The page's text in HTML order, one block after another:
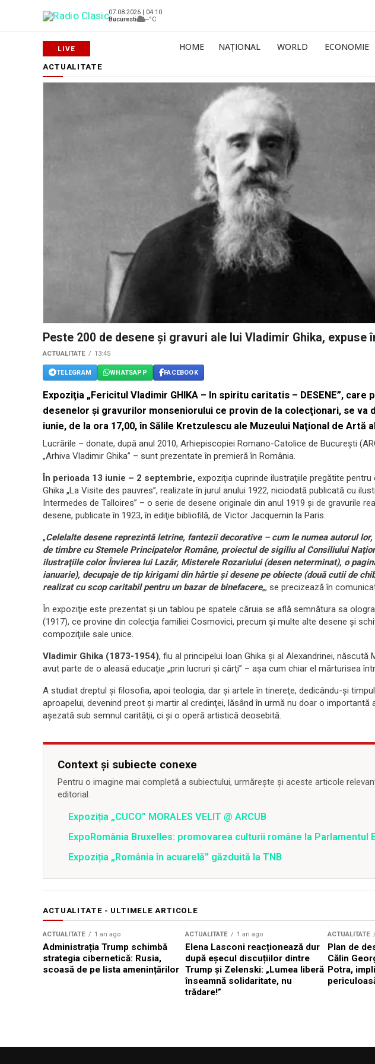
07.08.2026 | 04:10
Bucuresti
--°C
HOME NAȚIONAL WORLD ECONOMIE
ACTUALITATE
Peste 200 de desene şi gravuri ale lui Vladimir Ghika, expuse
ACTUALITATE 13:45
TELEGRAM WHATSAPP FACEBOOK
Expoziţia „Fericitul Vladimir GHIKA – In spiritu caritatis – DESENE”, care
desenelor şi gravurilor monseniorului ce provin de la colecţionari, se va
iunie, de la ora 17,00, în Sălile Kretzulescu ale Muzeului Naţional de Artă
Lucrările – donate, după anul 2010, Arhiepiscopiei Romano-Catolice de Bucureşti
„Arhiva Vladimir Ghika” – sunt prezentate în premieră în România.
În perioada 13 iunie – 2 septembrie, expoziţia cuprinde ilustraţiile pregătite
Ghika „La Visite des pauvres”, realizate în jurul anului 1922, niciodată publicată cu
Intermedes de Talloires” – o serie de desene originale din anul 1919 şi de gravurile
desene, publicate în 1923, în ediţie bibliofilă, de Victor Jacquemin la Paris.
„Celelalte desene reprezintă letrine, fantezii decorative – cum le numea autorul
de timbre cu Stemele Principatelor Române, proiectul de sigiliu al Consiliului
ilustraţiile color Învierea lui Lazăr, Misterele Rozariului (desen neterminat), o
ianuarie), decupaje de tip kirigami din hârtie şi desene pe obiecte (două cutii de
realizat cu scop caritabil pentru un bazar de binefacere„, se precizează în
În expoziţie este prezentat şi un tablou pe spatele căruia se află semnătura sa
(1917), ce provine din colecţia familiei Cosmovici, precum şi multe alte desene şi
compoziţiile sale unice.
Vladimir Ghika (1873-1954), fiu al principelui Ioan Ghika şi al Alexandrinei, născută
avut parte de o aleasă educaţie „prin lucruri şi cărţi” – aşa cum chiar el mărturisea
A studiat dreptul şi filosofia, apoi teologia, dar şi artele în tinereţe, dedicându-şi
aproapelui, devenind preot şi martir al credinţei, lăsând în urmă nu doar o importantă
aşezată sub semnul carităţii, ci şi o operă artistică deosebită.
Context și subiecte conexe
Pentru o imagine mai completă a subiectului, urmărește și aceste articole
editorial.
Expoziția „CUCO” MORALES VELIT @ ARCUB
ExpoRomânia Bruxelles: promovarea culturii române la Parlamentul
Expoziția „România în acuarelă” găzduită la TNB
ACTUALITATE - ULTIMELE ARTICOLE
ACTUALITATE 1 an ago
Administrația Trump schimbă
strategia cibernetică: Rusia,
scoasă de pe lista amenințărilor
ACTUALITATE 1 an ago
Elena Lasconi reacționează dur
după eșecul discuțiilor dintre
Trump și Zelenski: „Lumea liberă
înseamnă solidaritate, nu
trădare!”
ACTUALITATE
Plan de
Călin
Potra,